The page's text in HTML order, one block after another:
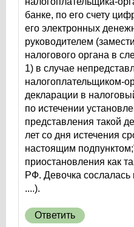
банке, по его счету
его электронных
руководителем
налогового органа в
1) в случае
налогоплательщиком-
декларации в
по истечении
представления такой
лет со дня истечения
настоящим
приостановления как
РФ. Девочка сослалась
....).
Ответить